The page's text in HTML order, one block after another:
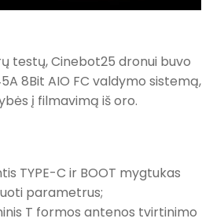
testų, Cinebot25 dronui buvo
8Bit AIO FC valdymo sistemą,
į filmavimą iš oro.
TYPE-C ir BOOT mygtukas
parametrus;
T formos antenos tvirtinimo